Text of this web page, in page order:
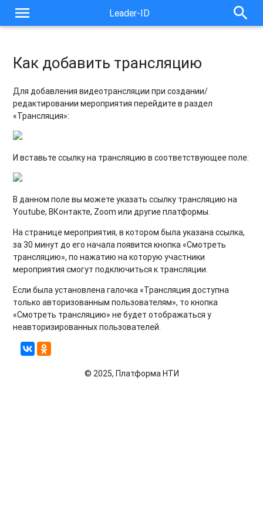
menu
Добавление идентификационного номера АП в
мероприятиях с тематикой «АП»
Leader-ID search
Как добавить трансляцию
Для добавления видеотрансляции при создании/
редактировании мероприятия перейдите в раздел
«Трансляция»:
И вставьте ссылку на трансляцию в соответствующее поле:
В данном поле вы можете указать ссылку трансляцию на
Youtube, ВКонтакте, Zoom или другие платформы.
На странице мероприятия, в котором была указана ссылка,
за 30 минут до его начала появится кнопка «Смотреть
трансляцию», по нажатию на которую участники
мероприятия смогут подключиться к трансляции.
Если была установлена галочка «Трансляция доступна
только авторизованным пользователям», то кнопка
«Смотреть трансляцию» не будет отображаться у
неавторизированных пользователей.
© 2025, Платформа НТИ